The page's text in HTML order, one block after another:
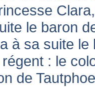
le baron
à sa suite
: le
de